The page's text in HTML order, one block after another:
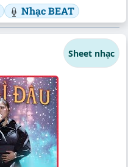
Nhạc BEAT
Sheet nhạc